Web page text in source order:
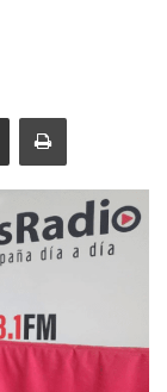
Enviar vía email Imprimir